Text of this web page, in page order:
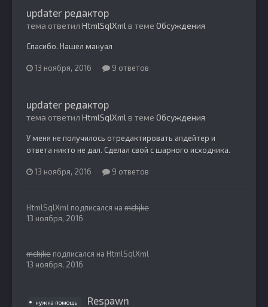
updater редактор
тема ответил HtmlSqlXml в теме Обсуждения
Спасибо. Нашел мануал
13 ноября, 2016 9 ответов
updater редактор
тема ответил HtmlSqlXml в теме Обсуждения
У меня не получилось отредактировать апдейтер и
ответа никто не дал. Сделал свой с шарного исходника.
13 ноября, 2016 9 ответов
HtmlSqlXml подписался на mchjke
13 ноября, 2016
mchjke подписался на HtmlSqlXml
13 ноября, 2016
нужна помощь Respawn